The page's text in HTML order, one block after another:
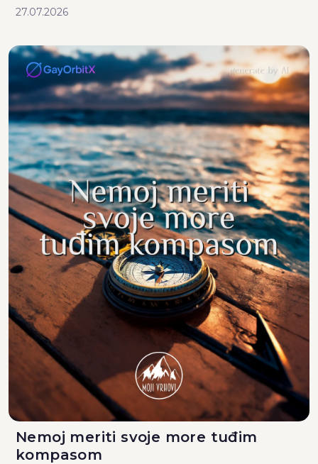
27.07.2026
Nemoj meriti svoje more tuđim
kompasom